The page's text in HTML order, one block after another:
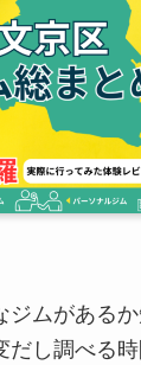
ジムがある
だし調べる